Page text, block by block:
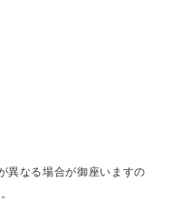
異なる場合が御座いますの